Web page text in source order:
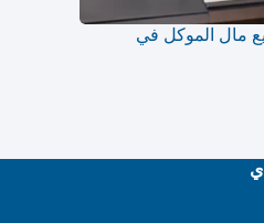
مال الموكل في